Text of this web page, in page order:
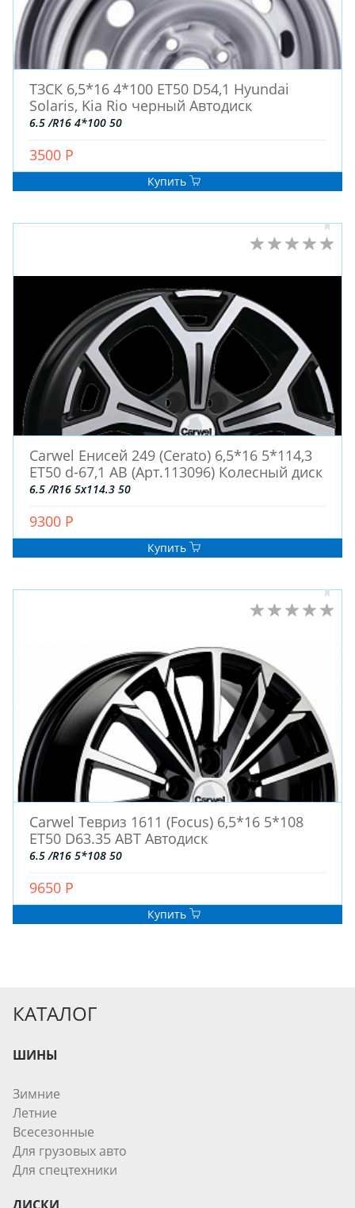
ВСЕСЕЗОННЫЕ
ДЛЯ ГРУЗОВЫХ АВТО
ДЛЯ СПЕЦТЕХНИКИ
ЛИТЫЕ
ШТАМПОВАНЫЕ
ДЛЯ ЛЕГКОВЫХ АВТО
ДИСКИ
АККУМУЛЯТОРЫ
ТЗСК 6,5*16 4*100 ET50 D54,1 Hyundai
Solaris, Kia Rio черный Автодиск
6.5 /R16 4*100 50
3500 Р
Купить
Carwel Енисей 249 (Cerato) 6,5*16 5*114,3
ET50 d-67,1 AB (Арт.113096) Колесный диск
6.5 /R16 5x114.3 50
9300 Р
Купить
Carwel Тевриз 1611 (Focus) 6,5*16 5*108
ET50 D63.35 ABT Автодиск
6.5 /R16 5*108 50
9650 Р
Купить
КАТАЛОГ
ШИНЫ
Зимние
Летние
Всесезонные
Для грузовых авто
Для спецтехники